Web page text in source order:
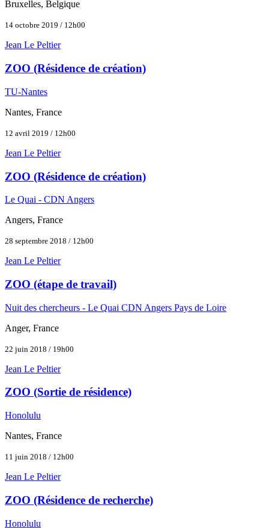
Bruxelles, Belgique
14 octobre 2019 / 12h00
Jean Le Peltier
ZOO (Résidence de création)
TU-Nantes
Nantes, France
12 avril 2019 / 12h00
Jean Le Peltier
ZOO (Résidence de création)
Le Quai - CDN Angers
Angers, France
28 septembre 2018 / 12h00
Jean Le Peltier
ZOO (étape de travail)
Nuit des chercheurs - Le Quai CDN Angers Pays de Loire
Anger, France
22 juin 2018 / 19h00
Jean Le Peltier
ZOO (Sortie de résidence)
Honolulu
Nantes, France
11 juin 2018 / 12h00
Jean Le Peltier
ZOO (Résidence de recherche)
Honolulu